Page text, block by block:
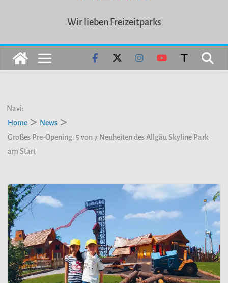
Wir lieben Freizeitparks
Navi:
Home
News
Großes Pre-Opening: 5 von 7 Neuheiten des Allgäu Skyline Park
am Start